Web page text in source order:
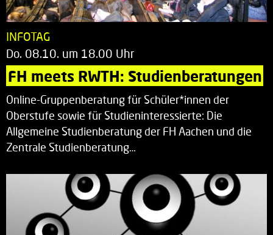
INFOTAG
Do. 08.10. um 18.00 Uhr
FH meets RWTH: Studienberatungen
Online-Gruppenberatung für Schüler*innen der
Oberstufe sowie für Studieninteressierte: Die
Allgemeine Studienberatung der FH Aachen und die
Zentrale Studienberatung…